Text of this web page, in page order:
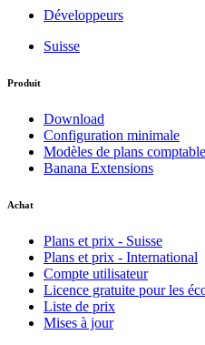
Développeurs
Suisse
Produit
Download
Configuration minimale
Modèles de plans
Banana Extensions
Achat
Plans et prix - Suisse
Plans et prix - International
Compte utilisateur
Licence gratuite pour les
Liste de prix
Mises à jour